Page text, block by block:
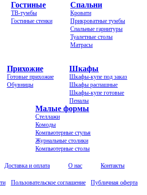
Гостиные
ТВ-тумбы
Гостиные стенки
Спальни
Кровати
Прикроватные тумбы
Спальные гарнитуры
Туалетные столы
Матрасы
Прихожие
Готовые прихожие
Обувницы
Шкафы
Шкафы-купе под заказ
Шкафы распашные
Шкафы-купе готовые
Пеналы
Малые формы
Стеллажи
Комоды
Компьютерные стулья
Журнальные столики
Компьютерные столы
Доставка и оплата О нас Контакты
Пользовательское соглашение
Публичная оферта